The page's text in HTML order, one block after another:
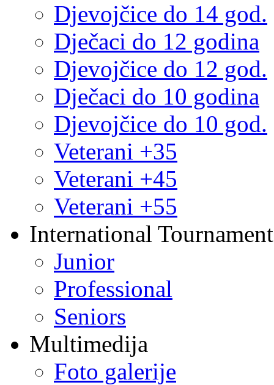
Djevojčice do 14 god.
Dječaci do 12 godina
Djevojčice do 12 god.
Dječaci do 10 godina
Djevojčice do 10 god.
Veterani +35
Veterani +45
Veterani +55
International
Junior
Professional
Seniors
Multimedija
Foto galerije